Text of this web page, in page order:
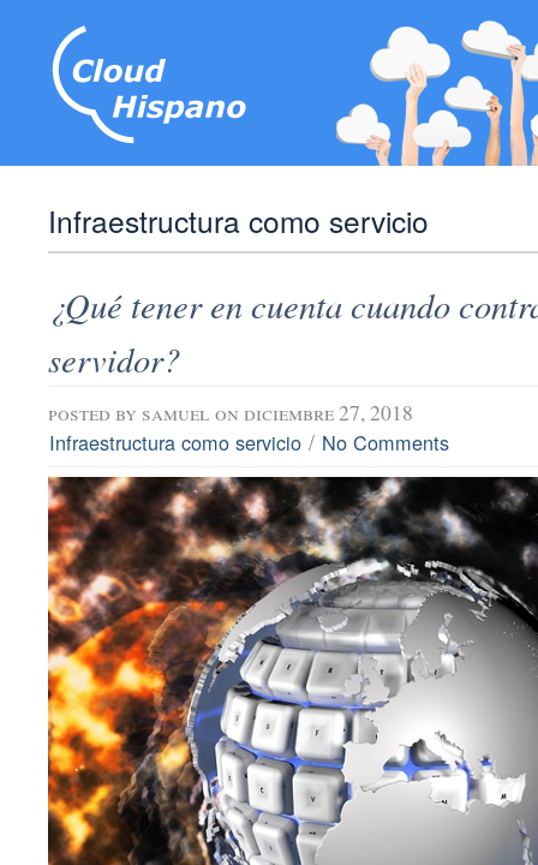
Infraestructura como servicio
¿Qué tener en cuenta cuando
servidor?
posted by samuel on diciembre 27, 2018
Infraestructura como servicio / No Comments